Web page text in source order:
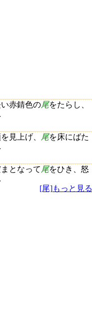
赤錆色の尾をたらし、
見上げ、
尾を床にばた
となって 尾をひき、怒
[尾]もっと見る